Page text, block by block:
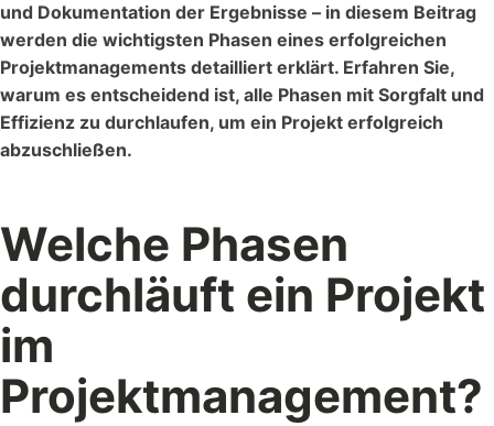
Referenzen
Schauen Sie einen kleinen Auszug
unserer Referenzen an...
Vorlagen
Nutzen Sie unsere Kostenlosen Vorlagen um...
und Dokumentation der Ergebnisse – in diesem Beitrag
werden die wichtigsten Phasen eines erfolgreichen
Projektmanagements detailliert erklärt. Erfahren Sie,
warum es entscheidend ist, alle Phasen mit Sorgfalt und
Effizienz zu durchlaufen, um ein Projekt erfolgreich
abzuschließen.
Welche Phasen
durchläuft ein Projekt
im
Projektmanagement?